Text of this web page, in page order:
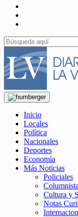
Inicio
Locales
Política
Nacionales
Deportes
Economía
Más Noticias
Policiales
Cultura y
Notas